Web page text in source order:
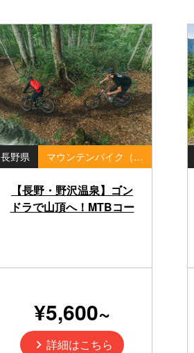
長野県 マウンテンバイク（MTB）・ダウンヒル
【長野・野沢温泉】ゴン
ドラで山頂へ！MTBコー
¥5,600~
詳細はこちら